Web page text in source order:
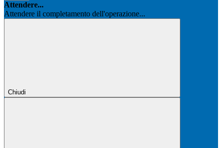
Attendere...
Attendere il completamento dell'operazione...
Chiudi